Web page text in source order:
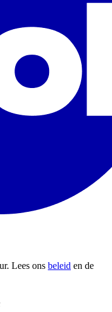
. Lees ons beleid en de